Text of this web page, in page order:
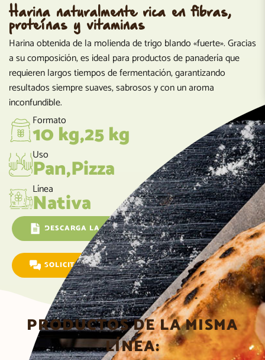
Harina naturalmente rica en fibras,
proteínas y vitaminas
Harina obtenida de la molienda de trigo blando «fuerte». Gracias
a su composición, es ideal para productos de panadería que
requieren largos tiempos de fermentación, garantizando
resultados siempre suaves, sabrosos y con un aroma
inconfundible.
Formato
10 kg,25 kg
Uso
Pan,Pizza
Línea
Nativa
DESCARGA LA FICHA TÉCNICA
SOLICITAR INFORMACIÓN
PRODUCTOS DE LA MISMA
LÍNEA: